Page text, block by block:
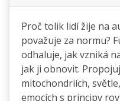
Proč tolik lidí žije na
považuje za normu?
odhaluje, jak vzniká
jak ji obnovit.
mitochondriích,
emocích s principy